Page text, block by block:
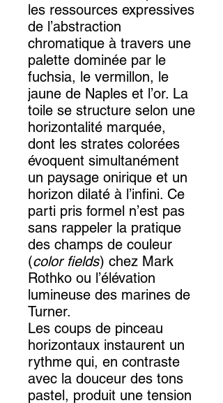
les ressources expressives
de l’abstraction
chromatique à travers une
palette dominée par le
fuchsia, le vermillon, le
jaune de Naples et l’or. La
toile se structure selon une
horizontalité marquée,
dont les strates colorées
évoquent simultanément
un paysage onirique et un
horizon dilaté à l’infini. Ce
parti pris formel n’est pas
sans rappeler la pratique
des champs de couleur
(color fields) chez Mark
Rothko ou l’élévation
lumineuse des marines de
Turner.
Les coups de pinceau
horizontaux instaurent un
rythme qui, en contraste
avec la douceur des tons
pastel, produit une tension